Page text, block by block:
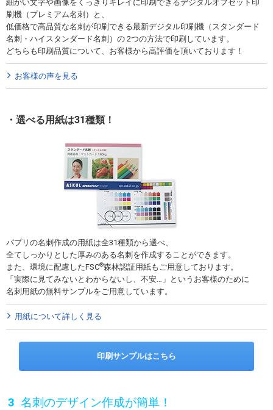
細かい文字や画像をくっきりキレイに印刷できるデジタルオフセット印
刷機（プレミアム名刺）と、
低価格で高品質な名刺が印刷できる最新デジタル印刷機（スタンダード
名刺・ハイスタンダード名刺）の 2つの方法で印刷しています。
どちらも印刷品質について、お客様から高評価を頂いております！
お客様の声を見る
選べる用紙は31種類！
パプリの名刺作成の用紙は全31種類から選べ、
全てしっかりとした厚みのある名刺を作成することができます。
また、環境に配慮したFSC®森林認証用紙もご用意しております。
「実際に見てみないとわからないし、不安…」というお客様のために
名刺用紙の無料サンプルをご用意しています。
用紙について詳しく見る
印刷サンプルはこちら
名刺のデザイン作成が簡単！